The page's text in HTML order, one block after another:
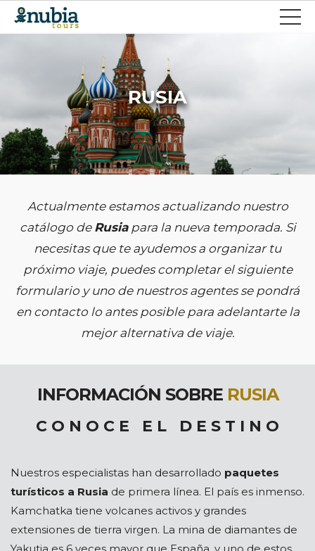
RUSIA
Actualmente estamos actualizando nuestro
catálogo de Rusiapara la nueva temporada. Si
necesitas que te ayudemos a organizar tu
próximo viaje, puedes completar el siguiente
formulario y uno de nuestros agentes se pondrá
en contacto lo antes posible para adelantarte la
mejor alternativa de viaje.
INFORMACIÓN SOBRE RUSIA
C O N O C E E L D E S T I N O
Nuestros especialistas han desarrollado paquetes
turísticos a Rusia de primera línea. El país es inmenso.
Kamchatka tiene volcanes activos y grandes
extensiones de tierra virgen. La mina de diamantes de